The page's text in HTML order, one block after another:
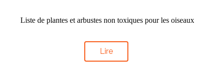
Liste de plantes et arbustes non toxiques pour les oiseaux
Lire